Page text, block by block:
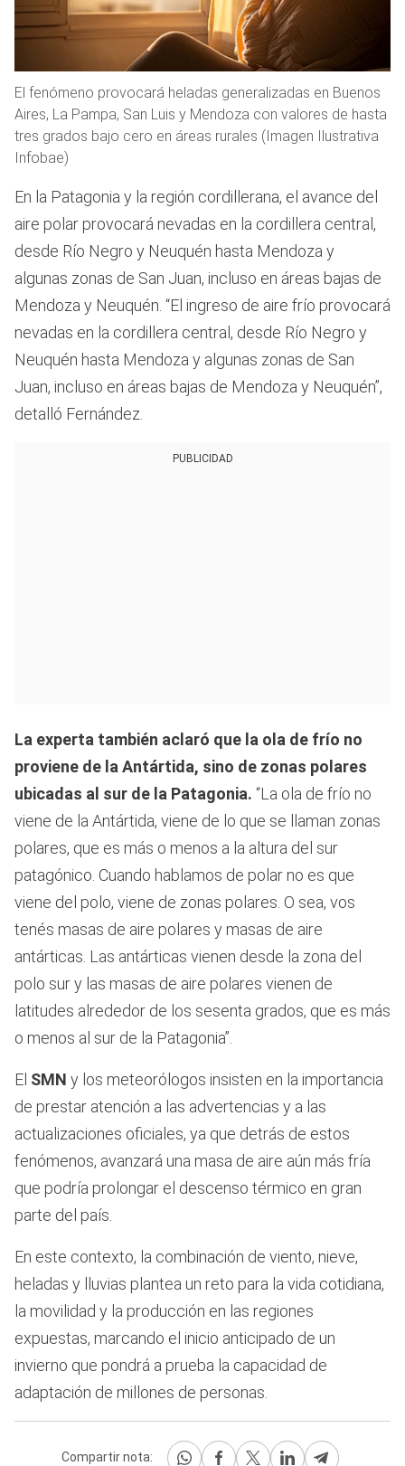
El fenómeno provocará heladas generalizadas en Buenos
Aires, La Pampa, San Luis y Mendoza con valores de hasta
tres grados bajo cero en áreas rurales (Imagen Ilustrativa
Infobae)
En la Patagonia y la región cordillerana, el avance del
aire polar provocará nevadas en la cordillera central,
desde Río Negro y Neuquén hasta Mendoza y
algunas zonas de San Juan, incluso en áreas bajas de
Mendoza y Neuquén. “El ingreso de aire frío provocará
nevadas en la cordillera central, desde Río Negro y
Neuquén hasta Mendoza y algunas zonas de San
Juan, incluso en áreas bajas de Mendoza y Neuquén”,
detalló Fernández.
PUBLICIDAD
La experta también aclaró que la ola de frío no
proviene de la Antártida, sino de zonas polares
ubicadas al sur de la Patagonia. “La ola de frío no
viene de la Antártida, viene de lo que se llaman zonas
polares, que es más o menos a la altura del sur
patagónico. Cuando hablamos de polar no es que
viene del polo, viene de zonas polares. O sea, vos
tenés masas de aire polares y masas de aire
antárticas. Las antárticas vienen desde la zona del
polo sur y las masas de aire polares vienen de
latitudes alrededor de los sesenta grados, que es más
o menos al sur de la Patagonia”.
El SMN y los meteorólogos insisten en la importancia
de prestar atención a las advertencias y a las
actualizaciones oficiales, ya que detrás de estos
fenómenos, avanzará una masa de aire aún más fría
que podría prolongar el descenso térmico en gran
parte del país.
En este contexto, la combinación de viento, nieve,
heladas y lluvias plantea un reto para la vida cotidiana,
la movilidad y la producción en las regiones
expuestas, marcando el inicio anticipado de un
invierno que pondrá a prueba la capacidad de
adaptación de millones de personas.
Compartir nota: